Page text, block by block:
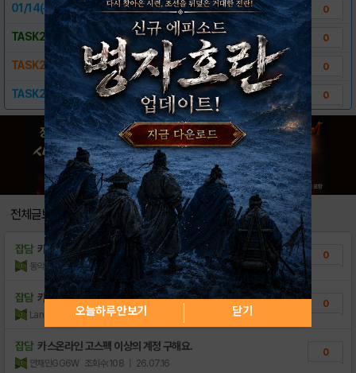
01/14(목) 뉴 좀비쉘터 티어4 업데이트! 0
TASK288 : 2016 근하신년 이벤트 0
TASK289 : 이렇게 줘도 되나~ 싶은 이.. 0
TASK291 : 봇 좀비 보물찾기 0
전체글보기
잡담 카스온라인 토끼귀 계정 판매하실분 구해요
동악 조회수:28 | 26.08.04
0
잡담 카스온라인 SSS급 레어닉 비싸게 구매합니다
Land lala 조회수:93 | 26.07.19
0
잡담 카스온라인 고스펙 이상의 계정 구해요.
안재민GG6W 조회수:108 | 26.07.16
0
오늘하루 안보기 닫기